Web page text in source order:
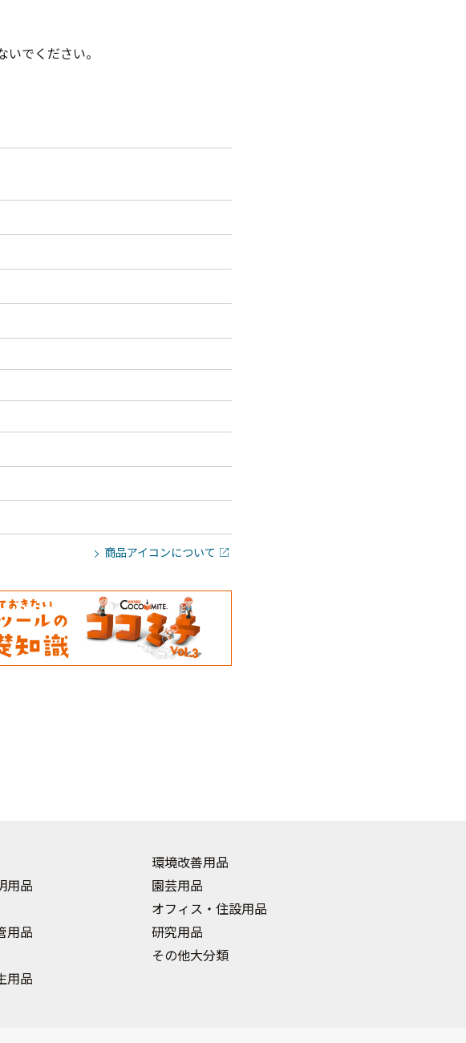
でください。
商品アイコンについて
用品
用品
用品
環境改善用品
園芸用品
オフィス・住設用品
研究用品
その他大分類